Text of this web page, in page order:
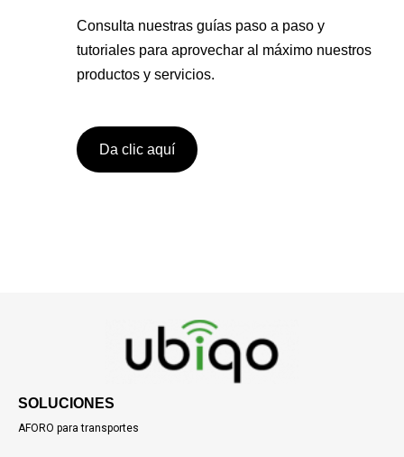
Consulta nuestras guías paso a paso y
tutoriales para aprovechar al máximo nuestros
productos y servicios.
Da clic aquí
SOLUCIONES
AFORO para transportes